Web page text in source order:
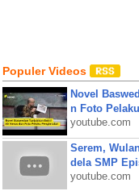
Populer Videos
Novel
n Foto
youtube.com
Serem,
dela SMP
youtube.com